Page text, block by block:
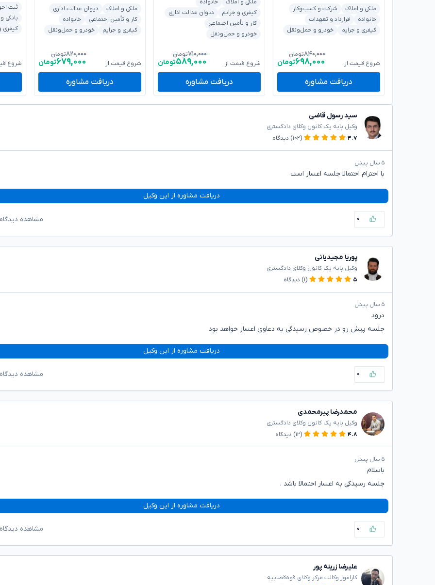
ملکی و املاک
شرکت و کسب‌وکار
خانواده
قرارداد و تعهدات
کیفری و جرایم
خودرو و حمل‌ونقل
شروع قیمت از
۸۴۰,۰۰۰تومان
۶۹۸,۰۰۰تومان
دریافت مشاوره
ملکی و املاک
خانواده
کیفری و جرایم
دیوان عدالت اداری
کار و تأمین اجتماعی
خودرو و حمل‌ونقل
شروع قیمت از
۷۱۰,۰۰۰تومان
۵۸۹,۰۰۰تومان
دریافت مشاوره
ملکی و املاک
دیوان عدالت اداری
کار و تأمین اجتماعی
خانواده
کیفری و جرایم
خودرو و حمل‌ونقل
شروع قیمت از
۸۲۰,۰۰۰تومان
۶۷۹,۰۰۰تومان
دریافت مشاوره
ثبت
بانکی
کیفری
شروع
سید رسول قاضی
وکیل پایه یک کانون وکلای دادگستری
۴.۷
(۱۰۲) دیدگاه
۵ سال پیش
با احترام احتمالا جلسه اعسار است
دریافت مشاوره از این وکیل
۰ مشاهده
پوریا مجیدیانی
وکیل پایه یک کانون وکلای دادگستری
۵
(۱) دیدگاه
۵ سال پیش
درود
جلسه پیش رو در خصوص رسیدگی به دعاوی اعسار خواهد بود
دریافت مشاوره از این وکیل
۰ مشاهده
محمدرضا پیرمحمدی
وکیل پایه یک کانون وکلای دادگستری
۴.۸
(۱۲) دیدگاه
۵ سال پیش
باسلام
جلسه رسیدگی به اعسار احتمالا باشد .
دریافت مشاوره از این وکیل
۰ مشاهده
علیرضا زرینه پور
کاراموز وکالت مرکز وکلای قوه‌قضاییه